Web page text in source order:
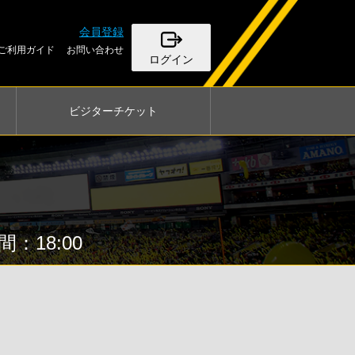
会員登録
ログイン
利用ガイド お問い合わせ
ビジターチケット
：18:00